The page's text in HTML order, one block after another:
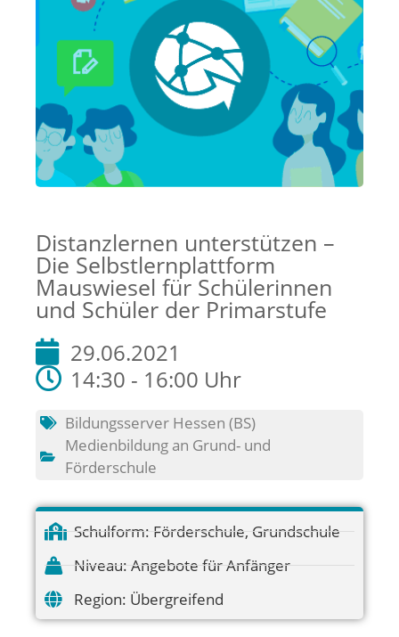
Distanzlernen unterstützen –
Die Selbstlernplattform
Mauswiesel für Schülerinnen
und Schüler der Primarstufe
29.06.2021
14:30 - 16:00 Uhr
Bildungsserver Hessen (BS)
Medienbildung an Grund- und
Förderschule
Schulform: Förderschule, Grundschule
Niveau: Angebote für Anfänger
Region: Übergreifend